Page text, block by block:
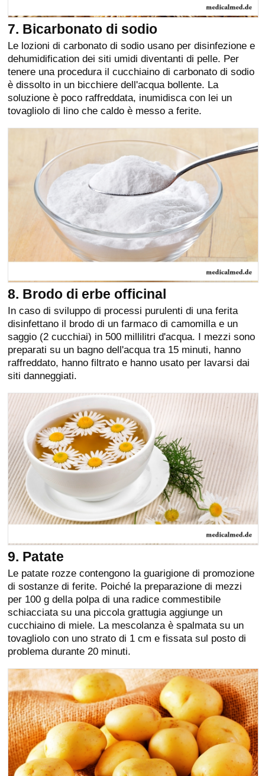
7. Bicarbonato di sodio
Le lozioni di carbonato di sodio usano per disinfezione e
dehumidification dei siti umidi diventanti di pelle. Per
tenere una procedura il cucchiaino di carbonato di sodio
è dissolto in un bicchiere dell'acqua bollente. La
soluzione è poco raffreddata, inumidisca con lei un
tovagliolo di lino che caldo è messo a ferite.
8. Brodo di erbe officinal
In caso di sviluppo di processi purulenti di una ferita
disinfettano il brodo di un farmaco di camomilla e un
saggio (2 cucchiai) in 500 millilitri d'acqua. I mezzi sono
preparati su un bagno dell'acqua tra 15 minuti, hanno
raffreddato, hanno filtrato e hanno usato per lavarsi dai
siti danneggiati.
9. Patate
Le patate rozze contengono la guarigione di promozione
di sostanze di ferite. Poiché la preparazione di mezzi
per 100 g della polpa di una radice commestibile
schiacciata su una piccola grattugia aggiunge un
cucchiaino di miele. La mescolanza è spalmata su un
tovagliolo con uno strato di 1 cm e fissata sul posto di
problema durante 20 minuti.